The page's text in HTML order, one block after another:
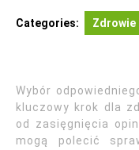
Categories: Zdrowie
Wybór
kluczowy krok dla
od zasięgnięcia
mogą polecić